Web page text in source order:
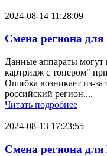
2024-08-14 11:28:09
Смена региона
Данные аппараты
картридж с тонером"
Ошибка возникает из-за
российский регион....
Читать подробнее
2024-08-13 17:23:55
Смена региона для